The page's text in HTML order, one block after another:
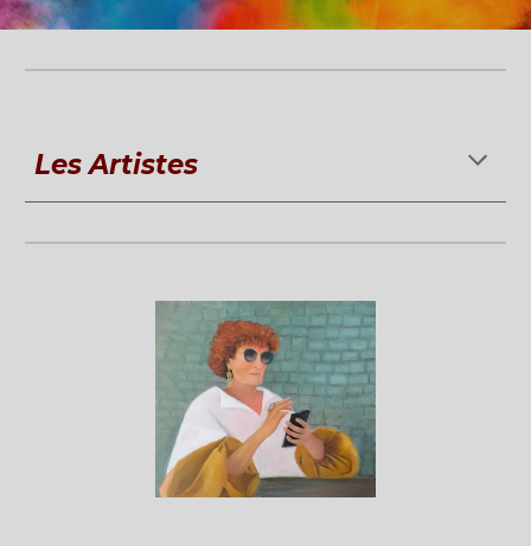
Les Artistes